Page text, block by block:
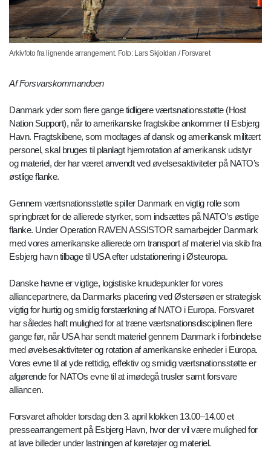
Arkivfoto fra lignende arrangement. Foto: Lars Skjoldan / Forsvaret
Af Forsvarskommandoen
Danmark yder som flere gange tidligere værtsnationsstøtte (Host
Nation Support), når to amerikanske fragtskibe ankommer til Esbjerg
Havn. Fragtskibene, som modtages af dansk og amerikansk militært
personel, skal bruges til planlagt hjemrotation af amerikansk udstyr
og materiel, der har været anvendt ved øvelsesaktiviteter på NATO’s
østlige flanke.
Gennem værtsnationsstøtte spiller Danmark en vigtig rolle som
springbræt for de allierede styrker, som indsættes på NATO’s østlige
flanke. Under Operation RAVEN ASSISTOR samarbejder Danmark
med vores amerikanske allierede om transport af materiel via skib fra
Esbjerg havn tilbage til USA efter udstationering i Østeuropa.
Danske havne er vigtige, logistiske knudepunkter for vores
alliancepartnere, da Danmarks placering ved Østersøen er strategisk
vigtig for hurtig og smidig forstærkning af NATO i Europa. Forsvaret
har således haft mulighed for at træne værtsnationsdisciplinen flere
gange før, når USA har sendt materiel gennem Danmark i forbindelse
med øvelsesaktiviteter og rotation af amerikanske enheder i Europa.
Vores evne til at yde rettidig, effektiv og smidig værtsnationsstøtte er
afgørende for NATOs evne til at imødegå trusler samt forsvare
alliancen.
Forsvaret afholder torsdag den 3. april klokken 13.00–14.00 et
pressearrangement på Esbjerg Havn, hvor der vil være mulighed for
at lave billeder under lastningen af køretøjer og materiel.